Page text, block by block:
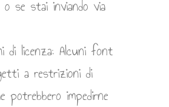
o se stai inviando via
di licenza: Alcuni font
a restrizioni di
potrebbero impedirne